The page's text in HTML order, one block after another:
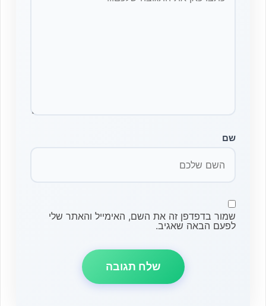
שם
שמור בדפדפן זה את השם, האימייל והאתר שלי
לפעם הבאה שאגיב.